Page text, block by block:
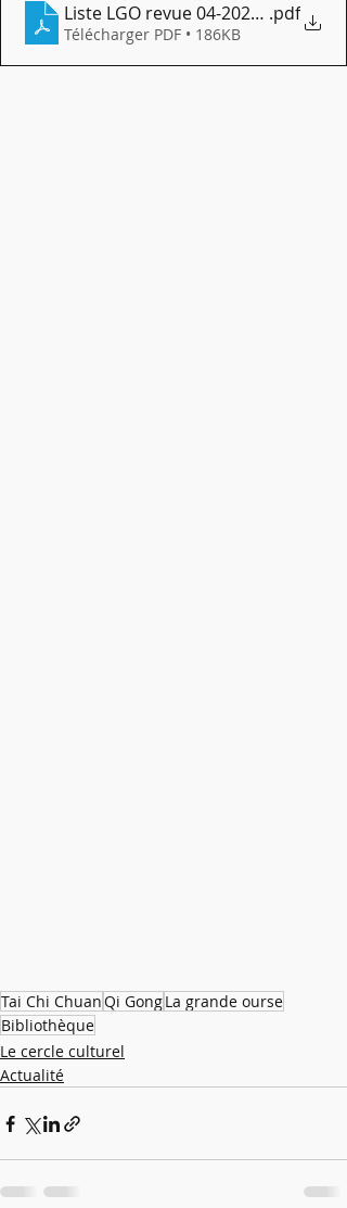
Liste LGO revue 04-2026 pour
.pdf
Télécharger PDF • 186KB
Tai Chi ChuanQi GongLa grande ourse
Bibliothèque
Le cercle culturel
Actualité